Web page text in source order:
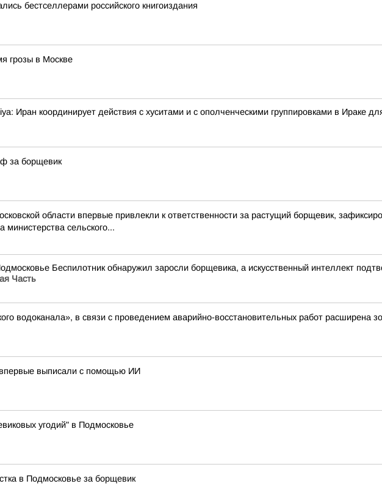
бестселлерами российского книгоиздания
грозы в Москве
Иран координирует действия с хуситами и с ополченческими группировками в Ираке
за борщевик
области впервые привлекли к ответственности за растущий борщевик,
сельского...
Беспилотник обнаружил заросли борщевика, а искусственный интеллект
Часть
водоканала», в связи с проведением аварийно-восстановительных работ расширена
выписали с помощью ИИ
угодий" в Подмосковье
в Подмосковье за борщевик